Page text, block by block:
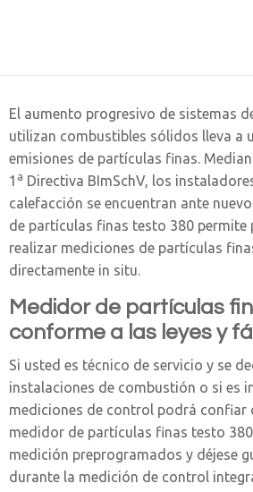
El aumento progresivo de sistemas
utilizan combustibles sólidos lleva a
emisiones de partículas finas.
1 a Directiva BImSchV, los
calefacción se encuentran ante
de partículas finas testo 380 permite
realizar mediciones de partículas
directamente in situ.
Medidor de partículas
conforme a las leyes y
Si usted es técnico de servicio y se
instalaciones de combustión o si es
mediciones de control podrá confiar
medidor de partículas finas testo
medición preprogramados y déjese
durante la medición de control